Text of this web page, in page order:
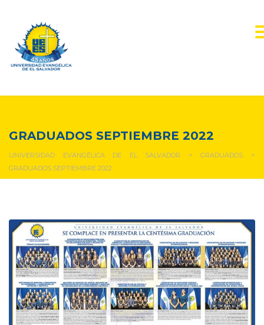
GRADUADOS SEPTIEMBRE 2022
UNIVERSIDAD EVANGÉLICA DE EL SALVADOR >GRADUADOS >
GRADUADOS SEPTIEMBRE 2022